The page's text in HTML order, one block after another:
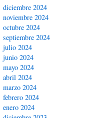
diciembre 2024
noviembre 2024
octubre 2024
septiembre 2024
julio 2024
junio 2024
mayo 2024
abril 2024
marzo 2024
febrero 2024
enero 2024